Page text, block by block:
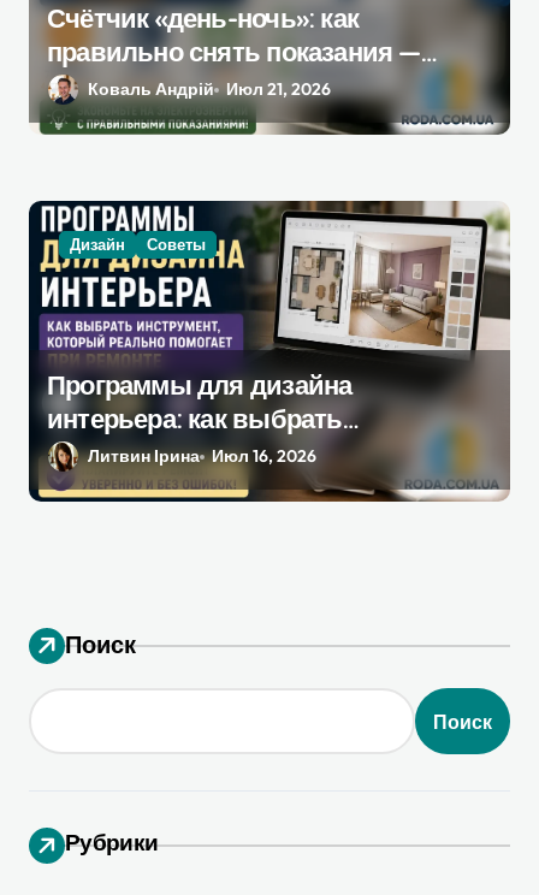
Счётчик «день-ночь»: как
правильно снять показания —
полная инструкция без ошибок
Коваль Андрій Июл 21, 2026
Дизайн Советы
Программы для дизайна
интерьера: как выбрать
инструмент, который
действительно поможет при
Литвин Ірина Июл 16, 2026
Поиск
Поиск
Рубрики